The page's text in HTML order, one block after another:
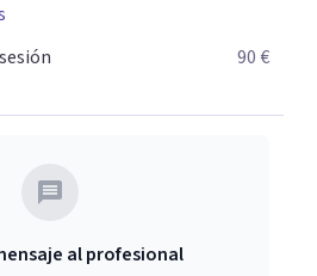
Conductual y otro en
en la mente humana y las
confianza donde podamos
acompañarte en ese proceso.
90 €
al profesional